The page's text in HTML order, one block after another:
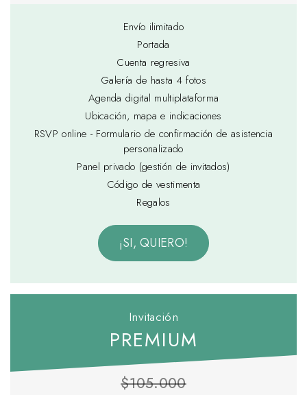
Envío ilimitado
Portada
Cuenta regresiva
Galería de hasta 4 fotos
Agenda digital multiplataforma
Ubicación, mapa e indicaciones
RSVP online - Formulario de confirmación de asistencia
personalizado
Panel privado (gestión de invitados)
Código de vestimenta
Regalos
¡SI, QUIERO!
Invitación
PREMIUM
$105.000